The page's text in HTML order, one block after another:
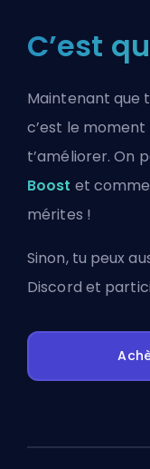
C’est
Maintenant que
c’est le
t’améliorer. On
Boost et
mérites !
Sinon, tu peux
Discord et